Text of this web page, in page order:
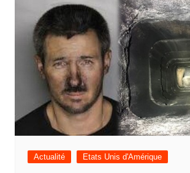
Actualité Etats Unis d'Amérique